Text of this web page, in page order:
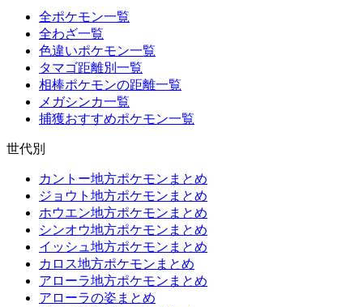
全ポケモン一覧
全わざ一覧
色違いポケモン一覧
タマゴ距離別一覧
相棒ポケモンの距離一覧
メガシンカ一覧
捕獲おすすめポケモン一覧
世代別
カントー地方ポケモンまとめ
ジョウト地方ポケモンまとめ
ホウエン地方ポケモンまとめ
シンオウ地方ポケモンまとめ
イッシュ地方ポケモンまとめ
カロス地方ポケモンまとめ
アローラ地方ポケモンまとめ
アローラの姿まとめ